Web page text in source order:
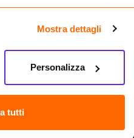
dei dati web, pubblicità e
o che hanno raccolto dal
Mostra dettagli
tutti
Personalizza
80147 Napoli